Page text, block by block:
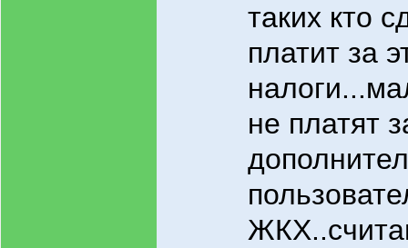
таких кто
платит за
не платят